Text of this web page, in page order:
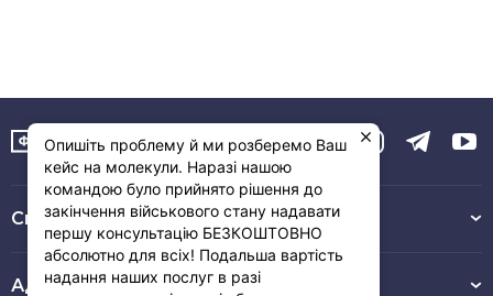
Связь с нами :
Адрес
Опишіть проблему й ми розберемо Ваш
кейс на молекули. Наразі нашою
командою було прийнято рішення до
закінчення військового стану надавати
першу консультацію БЕЗКОШТОВНО
абсолютно для всіх! Подальша вартість
надання наших послуг в разі